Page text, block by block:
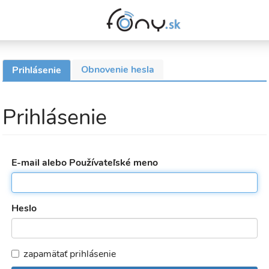
Primárne
Prihlásenie (aktívna
karta)
Obnovenie hesla
Prihlásenie
E-mail alebo Používateľské meno
Heslo
zapamätať prihlásenie